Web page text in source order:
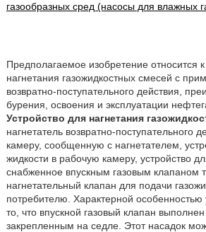
газообразных сред (насосы для влажных
Предполагаемое изобретение относится
нагнетания газожидкостных смесей с
возвратно-поступательного действия,
бурения, освоения и эксплуатации
Устройство для нагнетания
нагнетатель возвратно-поступательного
камеру, сообщенную с нагнетателем,
жидкости в рабочую камеру, устройство
снабженное впускным газовым клапаном
нагнетательный клапан для подачи
потребителю. Характерной особенностью
то, что впускной газовый клапан
закрепленным на седле. Этот насадок